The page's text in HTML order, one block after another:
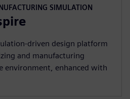
SIMULATION
driven design platform
and manufacturing
environment, enhanced with